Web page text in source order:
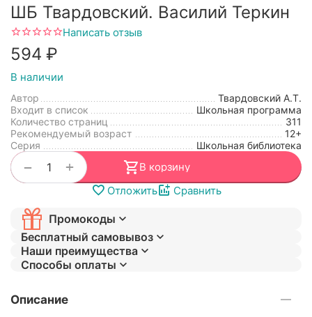
ШБ Твардовский. Василий Теркин
Написать отзыв
‍594‍ ₽
В наличии
Автор
Твардовский А.Т.
Входит в список
Школьная программа
Количество страниц
311
Рекомендуемый возраст
12+
Серия
Школьная библиотека
+
−
В корзину
Отложить
Сравнить
Промокоды
Бесплатный самовывоз
Наши преимущества
Способы оплаты
Описание